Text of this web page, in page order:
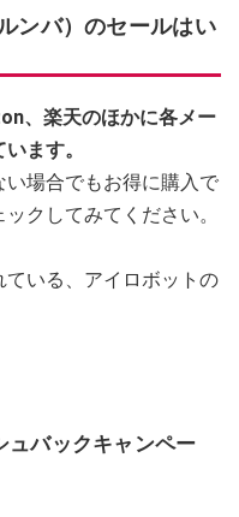
ンバ）のセールはい
、楽天のほかに各メー
ます。
場合でもお得に購入で
クしてみてください。
ている、アイロボットの
ュバックキャンペー